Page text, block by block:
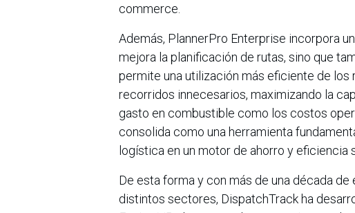
commerce.
Además, PlannerPro Enterprise incorpora
mejora la planificación de rutas, sino que
permite una utilización más eficiente de
recorridos innecesarios, maximizando la
gasto en combustible como los costos
consolida como una herramienta
logística en un motor de ahorro y eficiencia
De esta forma y con más de una década
distintos sectores, DispatchTrack ha